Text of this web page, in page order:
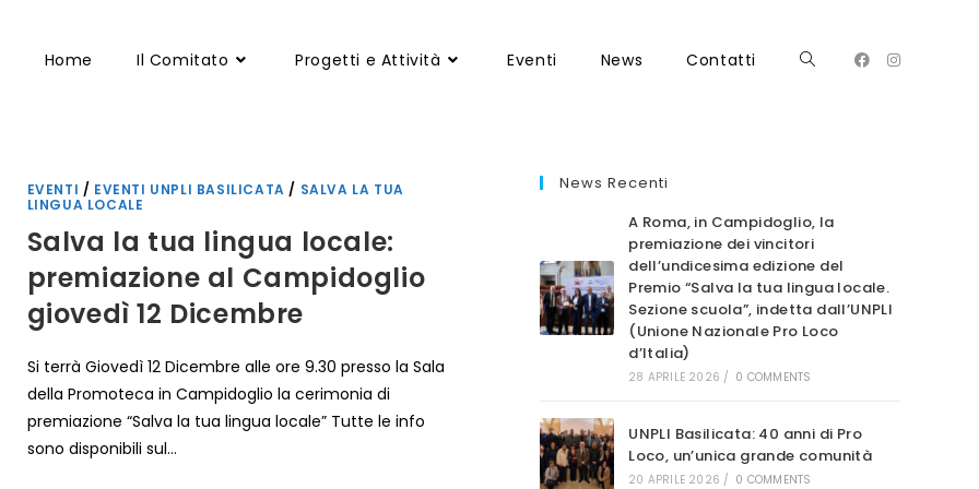
Home Il Comitato Progetti e Attività Eventi News Contatti Attiva/disattiva
ricerca
EVENTI / EVENTI UNPLI BASILICATA / SALVA LA TUA
LINGUA LOCALE
Salva la tua lingua locale:
premiazione al Campidoglio
giovedì 12 Dicembre
Si terrà Giovedì 12 Dicembre alle ore 9.30 presso la Sala
della Promoteca in Campidoglio la cerimonia di
premiazione “Salva la tua lingua locale” Tutte le info
sono disponibili sul…
News Recenti
A Roma, in Campidoglio, la
premiazione dei vincitori
dell’undicesima edizione del
Premio “Salva la tua lingua locale.
Sezione scuola”, indetta dall’UNPLI
(Unione Nazionale Pro Loco
d’Italia)
28 APRILE 2026 / 0 COMMENTS
UNPLI Basilicata: 40 anni di Pro
Loco, un’unica grande comunità
20 APRILE 2026 / 0 COMMENTS